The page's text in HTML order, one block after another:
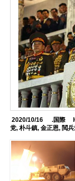
2020/10/16 .国際
党,朴斗鎮,金正恩, 閲